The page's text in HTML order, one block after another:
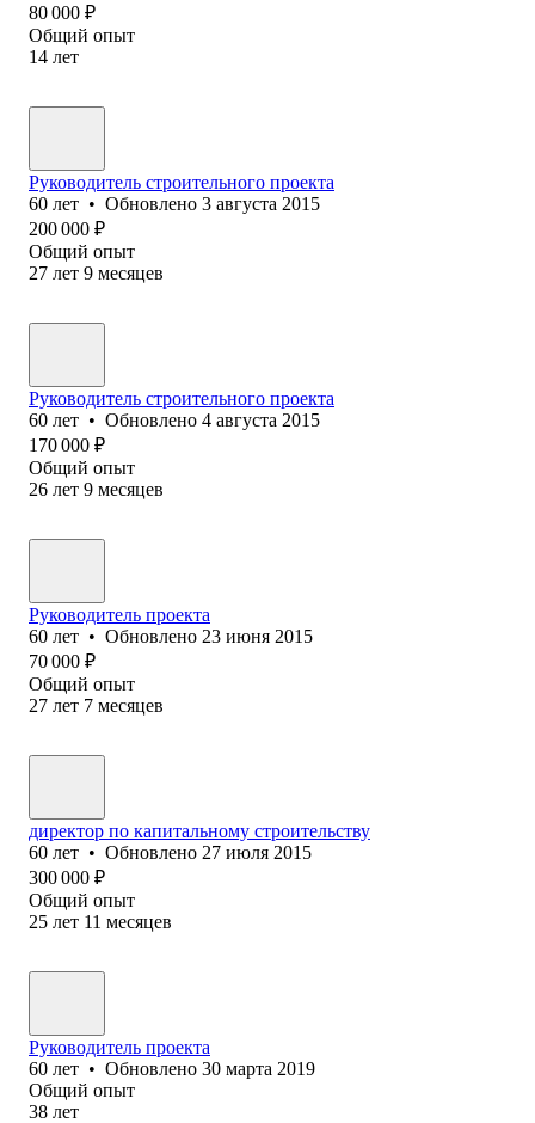
80 000 ₽
Общий опыт
14 лет
Руководитель строительного проекта
60 лет • Обновлено 3 августа 2015
200 000 ₽
Общий опыт
27 лет 9 месяцев
Руководитель строительного проекта
60 лет • Обновлено 4 августа 2015
170 000 ₽
Общий опыт
26 лет 9 месяцев
Руководитель проекта
60 лет • Обновлено 23 июня 2015
70 000 ₽
Общий опыт
27 лет 7 месяцев
директор по капитальному строительству
60 лет • Обновлено 27 июля 2015
300 000 ₽
Общий опыт
25 лет 11 месяцев
Руководитель проекта
60 лет • Обновлено 30 марта 2019
Общий опыт
38 лет